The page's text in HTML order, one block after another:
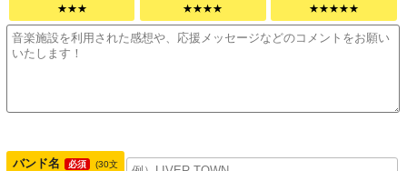
★★★ ★★★★ ★★★★★
バンド名 必須
(30文